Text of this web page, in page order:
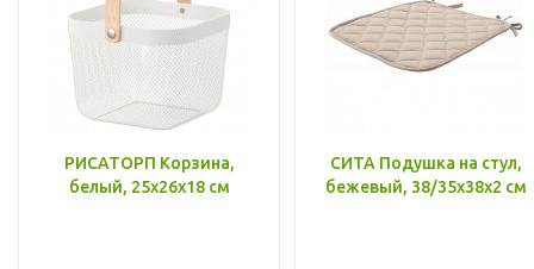
РИСАТОРП Корзина,
белый, 25x26x18 см
СИТА Подушка на стул,
бежевый, 38/35x38x2 см